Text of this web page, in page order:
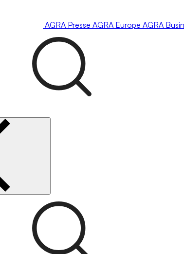
AGRA Presse AGRA Europe AGRA